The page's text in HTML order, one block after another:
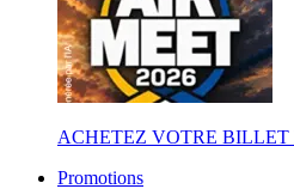
ACHETEZ VOTRE
Promotions